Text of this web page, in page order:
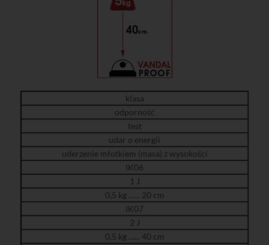
klasa
odporność
test
udar o energii
uderzenie młotkiem (masa) z wysokości
IK06
1 J
0,5 kg …... 20 cm
IK07
2 J
0,5 kg …... 40 cm